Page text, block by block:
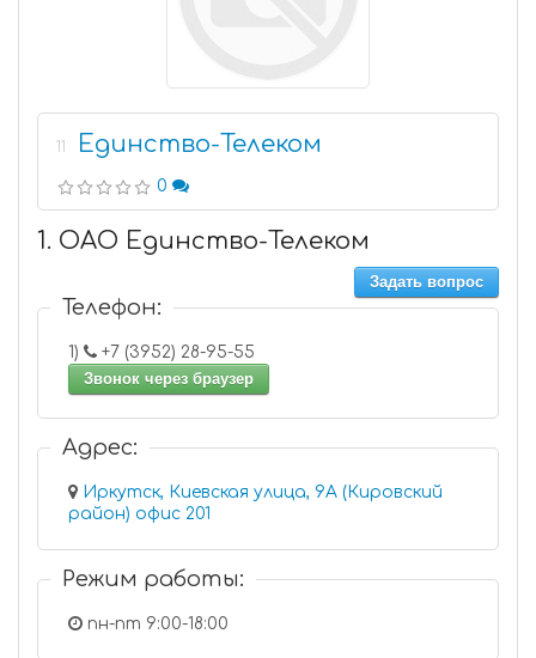
11 Единство-Телеком
0
1. ОАО Единство-Телеком
Задать вопрос
Телефон:
1)
+7 (3952) 28-95-55
Звонок через браузер
Адрес:
Иркутск, Киевская улица, 9А (Кировский
район) офис 201
Режим работы:
пн-пт 9:00-18:00